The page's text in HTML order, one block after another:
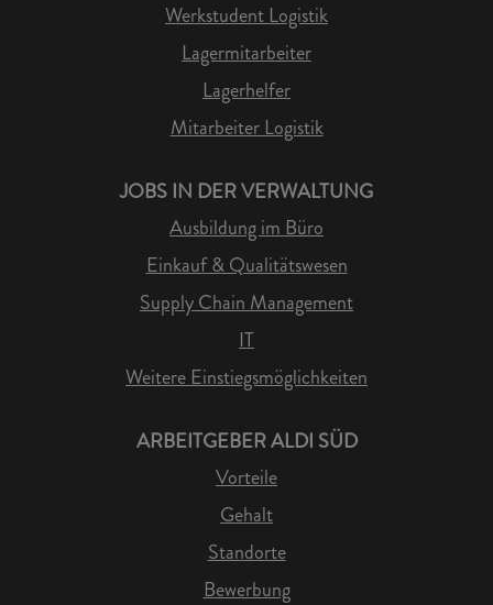
Werkstudent Logistik
Lagermitarbeiter
Lagerhelfer
Mitarbeiter Logistik
JOBS IN DER VERWALTUNG
Ausbildung im Büro
Einkauf & Qualitätswesen
Supply Chain Management
IT
Weitere Einstiegsmöglichkeiten
ARBEITGEBER ALDI SÜD
Vorteile
Gehalt
Standorte
Bewerbung